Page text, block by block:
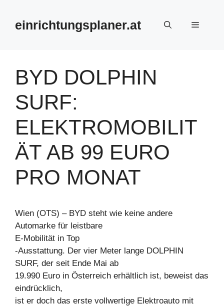
springeneinrichtungsplaner.at Menü
BYD DOLPHIN
SURF:
ELEKTROMOBILIT
ÄT AB 99 EURO
PRO MONAT
Wien (OTS) – BYD steht wie keine andere
Automarke für leistbare
E-Mobilität in Top
-Ausstattung. Der vier Meter lange DOLPHIN
SURF, der seit Ende Mai ab
19.990 Euro in Österreich erhältlich ist, beweist das
eindrücklich,
ist er doch das erste vollwertige Elektroauto mit